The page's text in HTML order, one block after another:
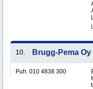
10. Brugg-Pema Oy
Puh. 010 4838 300